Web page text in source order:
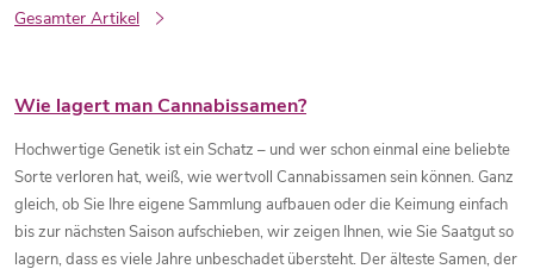
Gesamter Artikel
Wie lagert man Cannabissamen?
Hochwertige Genetik ist ein Schatz – und wer schon einmal eine beliebte
Sorte verloren hat, weiß, wie wertvoll Cannabissamen sein können. Ganz
gleich, ob Sie Ihre eigene Sammlung aufbauen oder die Keimung einfach
bis zur nächsten Saison aufschieben, wir zeigen Ihnen, wie Sie Saatgut so
lagern, dass es viele Jahre unbeschadet übersteht. Der älteste Samen, der